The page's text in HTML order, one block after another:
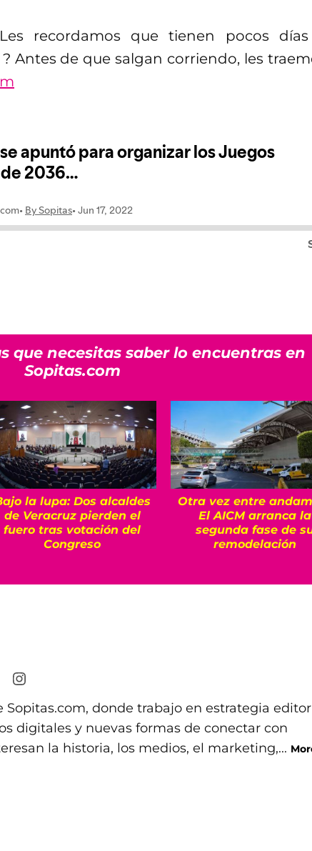
recordamos que tienen pocos días
Antes de que salgan corriendo, les
que necesitas saber lo encuentras en
Sopitas.com
la lupa: Dos alcaldes
de Veracruz pierden el
fuero tras votación del
Congreso
Otra vez entre
El AICM arranca la
segunda fase de
remodelación
Sopitas.com, donde trabajo en estrategia
digitales y nuevas formas de conectar con
la historia, los medios, el marketing,...